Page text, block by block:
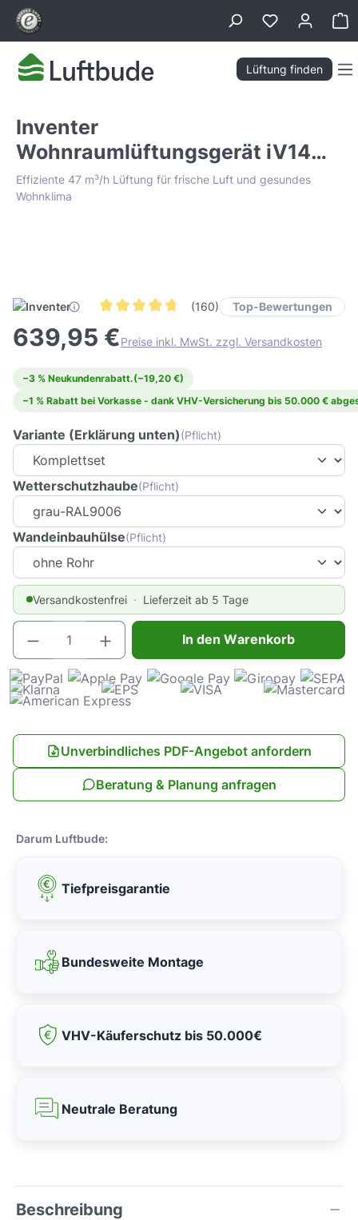
springen
Lüftung finden
Inventer
Wohnraumlüftungsgerät iV14
Zero dezentral WRG
Effiziente 47 m³/h Lüftung für frische Luft und gesundes
Wohnklima
Tiefpreis Garantie (160) Top-Bewertungen
639,95 €Preise inkl. MwSt. zzgl. Versandkosten
−3 % Neukundenrabatt.(−19,20 €)
−1 % Rabatt bei Vorkasse - dank VHV-Versicherung bis 50.000 €
Variante (Erklärung unten)(Pflicht)
Wetterschutzhaube(Pflicht)
Wandeinbauhülse(Pflicht)
Versandkostenfrei Lieferzeit ab 5 Tage
Produkt Anzahl: Gib den gewünschten
In den Warenkorb
Unverbindliches PDF-Angebot anfordern
Beratung & Planung anfragen
Darum Luftbude:
Tiefpreisgarantie
Bundesweite Montage
VHV-Käuferschutz bis 50.000€
Neutrale Beratung
Beschreibung